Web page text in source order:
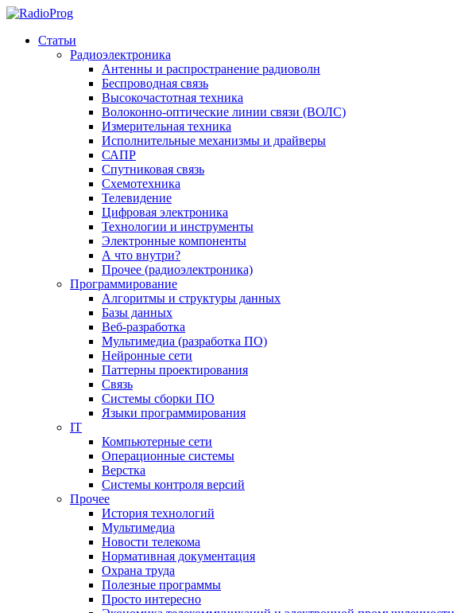
Статьи
Радиоэлектроника
Антенны и распространение радиоволн
Беспроводная связь
Высокочастотная техника
Волоконно-оптические линии связи (ВОЛС)
Измерительная техника
Исполнительные механизмы и драйверы
САПР
Спутниковая связь
Схемотехника
Телевидение
Цифровая электроника
Технологии и инструменты
Электронные компоненты
А что внутри?
Прочее (радиоэлектроника)
Программирование
Алгоритмы и структуры данных
Базы данных
Веб-разработка
Мультимедиа (разработка ПО)
Нейронные сети
Паттерны проектирования
Связь
Системы сборки ПО
Языки программирования
IT
Компьютерные сети
Операционные системы
Верстка
Системы контроля версий
Прочее
История технологий
Мультимедиа
Новости телекома
Нормативная документация
Охрана труда
Полезные программы
Просто интересно